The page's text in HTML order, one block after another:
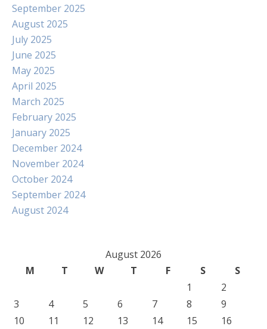
September 2025
August 2025
July 2025
June 2025
May 2025
April 2025
March 2025
February 2025
January 2025
December 2024
November 2024
October 2024
September 2024
August 2024
August 2026
M
T W T F S
S
1
2
3
4 5 6 7 8
9
10
11 12 13 14 15
16